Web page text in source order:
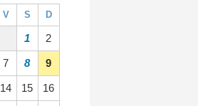
V S D
1 2
7 8 9
14 15 16